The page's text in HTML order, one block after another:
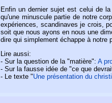
Enfin un dernier sujet est celui de
qu'une minuscule partie de notre
expériences, scandinaves je crois,
soit que nous ayons en nous une
dire qui simplement échappe à notre
Lire aussi:
- Sur la question de la "matière": A
- Sur la fausse idée de "ce que
- Le texte "Une présentation du